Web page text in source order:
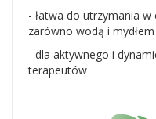
- łatwa do utrzymania
zarówno wodą i mydłem
- dla aktywnego i
terapeutów